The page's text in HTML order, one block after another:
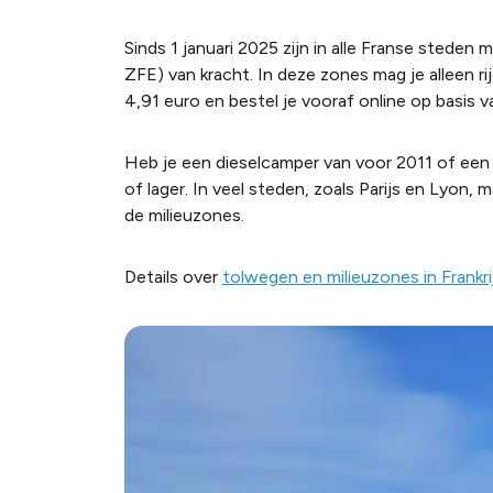
Sinds 1 januari 2025 zijn in alle Franse steden
ZFE) van kracht. In deze zones mag je alleen
4,91 euro en bestel je vooraf online op basis
Heb je een dieselcamper van voor 2011 of
of lager. In veel steden, zoals Parijs en Lyon,
de milieuzones.
Details over tolwegen en milieuzones in